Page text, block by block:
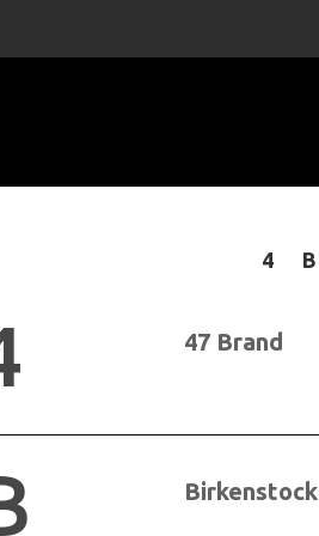
47 Brand
Birkenstock
4 B